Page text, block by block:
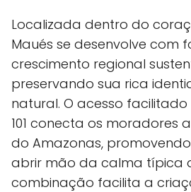
Localizada dentro do
Maués se desenvolve com
crescimento regional
preservando sua rica
natural. O acesso
101 conecta os moradores
do Amazonas,
abrir mão da calma típica
combinação facilita a